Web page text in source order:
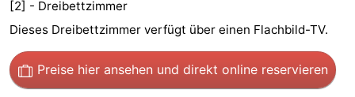
Bos
Zimmer
Frühstück)
Museen
[2] - Dreibettzimmer
Dieses Dreibettzimmer verfügt über einen Flachbild-TV.
Preise hier ansehen und direkt online reservieren